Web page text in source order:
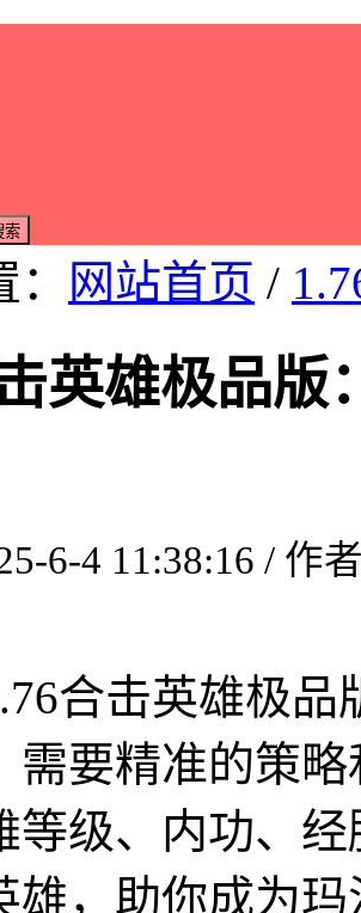
网站首页 /
英雄极品版
6-4 11:38:16 / 作
合击英雄极
需要精准的策
等级、内功、
雄，助你成为